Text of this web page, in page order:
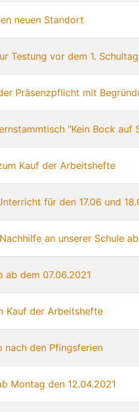
neuen Standort
Testung vor dem 1. Schultag
Präsenzpflicht mit
"Kein Bock auf
Kauf der Arbeitshefte
für den 17.06 und
an unserer Schule
ab dem 07.06.2021
Kauf der Arbeitshefte
nach den Pfingsferien
Montag den 12.04.2021